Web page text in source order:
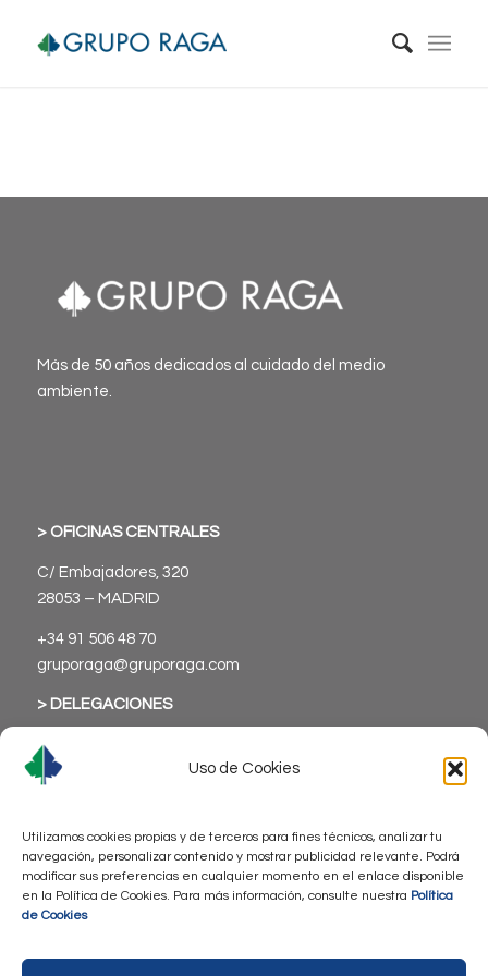
Uso de Cookies
Utilizamos cookies propias y de terceros para fines técnicos, analizar tu
navegación, personalizar contenido y mostrar publicidad relevante. Podrá
modificar sus preferencias en cualquier momento en el enlace disponible
en la Política de Cookies. Para más información, consulte nuestra Política
de Cookies
Más de 50 años dedicados al cuidado del medio
ambiente.
> OFICINAS CENTRALES
C/ Embajadores, 320
28053 – MADRID
+34 91 506 48 70
gruporaga@gruporaga.com
> DELEGACIONES
> Aviso Legal
> Política de Privacidad
> Política de Cookies